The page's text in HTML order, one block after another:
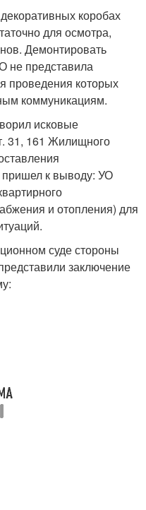
коробах
для осмотра,
Демонтировать
не представила
проведения которых
коммуникациям.
исковые
31, 161 Жилищного
к выводу: УО
и отопления) для
суде стороны
заключение